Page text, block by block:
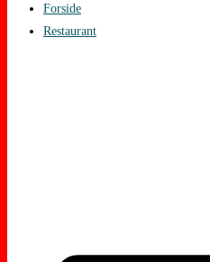
Forside
Restaurant